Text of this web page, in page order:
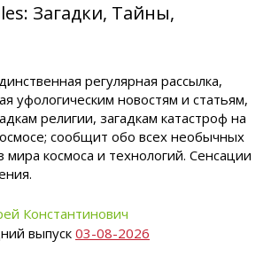
Загадки, Тайны,
регулярная рассылка,
уфологическим новостям и статьям,
религии, загадкам катастроф на
сообщит обо всех необычных
мира космоса и технологий. Сенсации
Константинович
выпуск 03-08-2026